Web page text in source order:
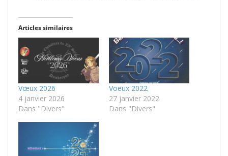
Articles similaires
Vœux 2026
4 janvier 2026
Dans "Divers"
Voeux 2022
27 janvier 2022
Dans "Divers"